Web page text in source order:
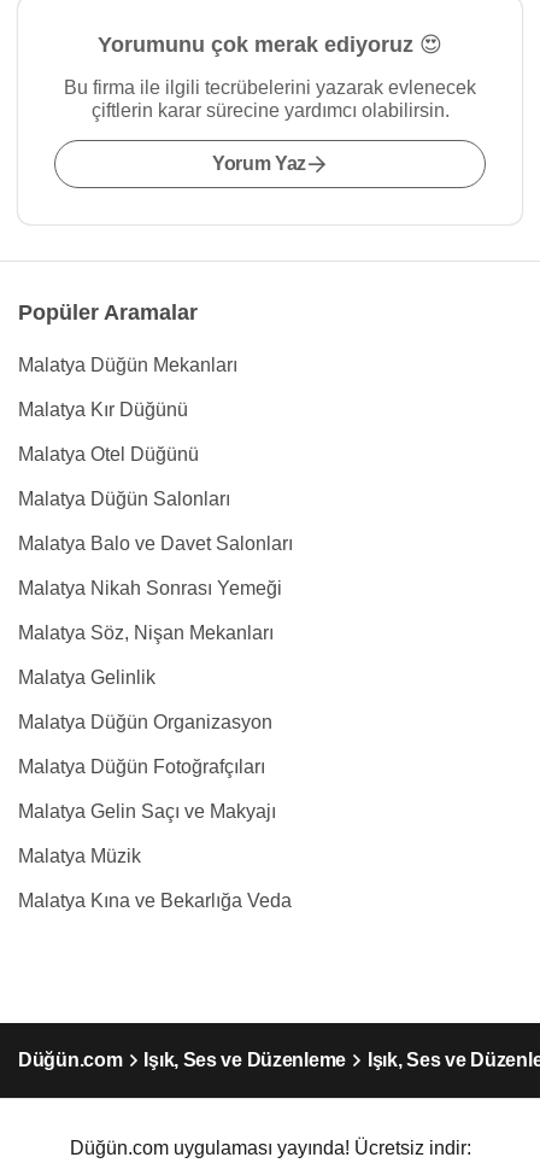
Yorumunu çok merak ediyoruz 😍
Bu firma ile ilgili tecrübelerini yazarak evlenecek
çiftlerin karar sürecine yardımcı olabilirsin.
Yorum Yaz
Popüler Aramalar
Malatya Düğün Mekanları
Malatya Kır Düğünü
Malatya Otel Düğünü
Malatya Düğün Salonları
Malatya Balo ve Davet Salonları
Malatya Nikah Sonrası Yemeği
Malatya Söz, Nişan Mekanları
Malatya Gelinlik
Malatya Düğün Organizasyon
Malatya Düğün Fotoğrafçıları
Malatya Gelin Saçı ve Makyajı
Malatya Müzik
Malatya Kına ve Bekarlığa Veda
Düğün.com Işık, Ses ve Düzenleme Işık, Ses ve
Düğün.com uygulaması yayında! Ücretsiz indir: